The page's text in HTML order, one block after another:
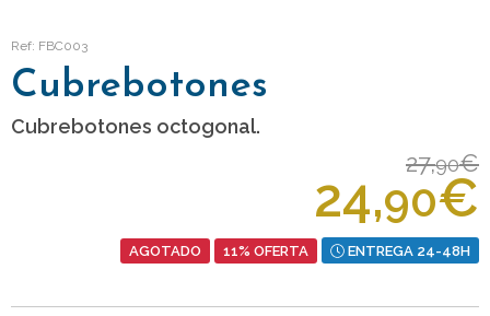
Ref: FBC003
Cubrebotones
Cubrebotones octogonal.
27,90€
24,90€
AGOTADO 11% OFERTA ENTREGA 24-48H